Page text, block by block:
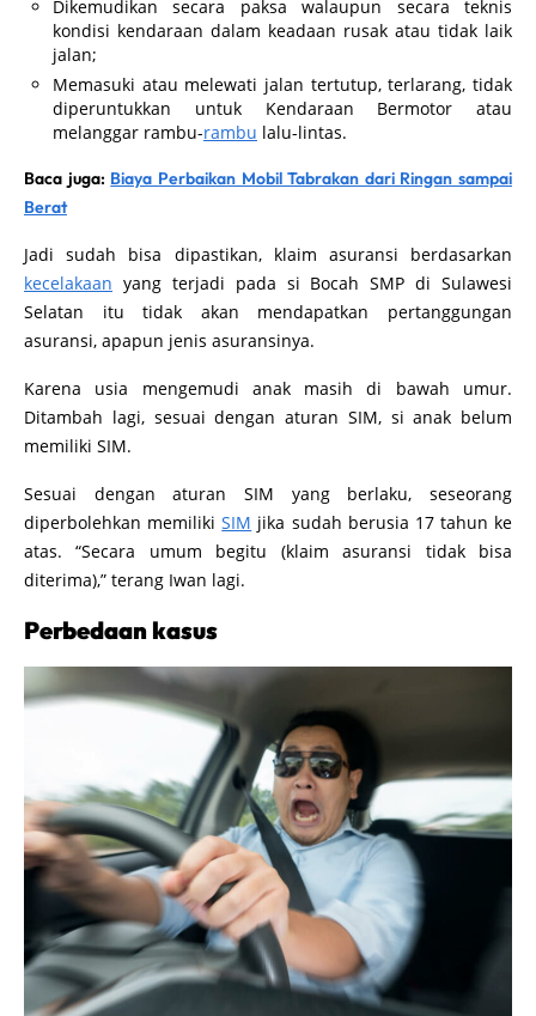
Dikemudikan secara paksa walaupun secara teknis
kondisi kendaraan dalam keadaan rusak atau tidak laik
jalan;
Memasuki atau melewati jalan tertutup, terlarang, tidak
diperuntukkan untuk Kendaraan Bermotor atau
melanggar rambu-rambu lalu-lintas.
Baca juga: Biaya Perbaikan Mobil Tabrakan dari Ringan sampai
Berat
Jadi sudah bisa dipastikan, klaim asuransi berdasarkan
kecelakaan yang terjadi pada si Bocah SMP di Sulawesi
Selatan itu tidak akan mendapatkan pertanggungan
asuransi, apapun jenis asuransinya.
Karena usia mengemudi anak masih di bawah umur.
Ditambah lagi, sesuai dengan aturan SIM, si anak belum
memiliki SIM.
Sesuai dengan aturan SIM yang berlaku, seseorang
diperbolehkan memilikiSIM jika sudah berusia 17 tahun ke
atas. “Secara umum begitu (klaim asuransi tidak bisa
diterima),” terang Iwan lagi.
Perbedaan kasus